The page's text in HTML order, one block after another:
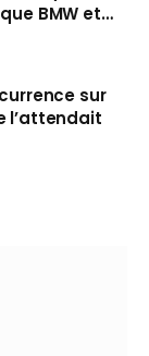
BMW et
sur
l’attendait